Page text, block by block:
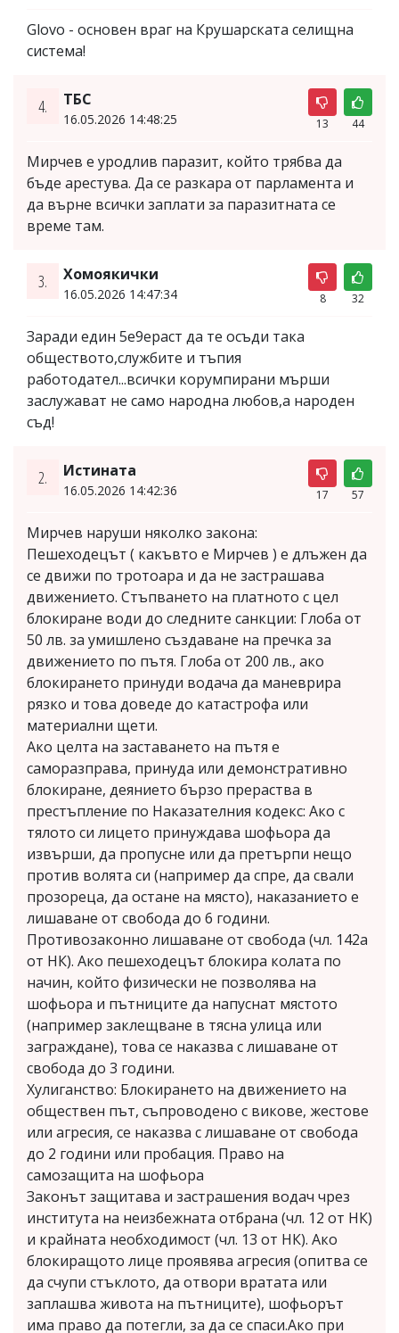
Glovo - основен враг на Крушарската селищна
система!
4. ТБС
16.05.2026 14:48:25 13 44
Мирчев е уродлив паразит, който трябва да
бъде арестува. Да се разкара от парламента и
да върне всички заплати за паразитната се
време там.
3. Хомоякички
16.05.2026 14:47:34 8 32
Заради един 5е9ераст да те осъди така
обществото,службите и тъпия
работодател...всички корумпирани мърши
заслужават не само народна любов,а народен
съд!
2. Истината
16.05.2026 14:42:36 17 57
Мирчев наруши няколко закона:
Пешеходецът ( какъвто е Мирчев ) е длъжен да
се движи по тротоара и да не застрашава
движението. Стъпването на платното с цел
блокиране води до следните санкции: Глоба от
50 лв. за умишлено създаване на пречка за
движението по пътя. Глоба от 200 лв., ако
блокирането принуди водача да маневрира
рязко и това доведе до катастрофа или
материални щети.
Ако целта на заставането на пътя е
саморазправа, принуда или демонстративно
блокиране, деянието бързо прераства в
престъпление по Наказателния кодекс: Ако с
тялото си лицето принуждава шофьора да
извърши, да пропусне или да претърпи нещо
против волята си (например да спре, да свали
прозореца, да остане на място), наказанието е
лишаване от свобода до 6 години.
Противозаконно лишаване от свобода (чл. 142а
от НК). Ако пешеходецът блокира колата по
начин, който физически не позволява на
шофьора и пътниците да напуснат мястото
(например заклещване в тясна улица или
заграждане), това се наказва с лишаване от
свобода до 3 години.
Хулиганство: Блокирането на движението на
обществен път, съпроводено с викове, жестове
или агресия, се наказва с лишаване от свобода
до 2 години или пробация. Право на
самозащита на шофьора
Законът защитава и застрашения водач чрез
института на неизбежната отбрана (чл. 12 от НК)
и крайната необходимост (чл. 13 от НК). Ако
блокиращото лице проявява агресия (опитва се
да счупи стъклото, да отвори вратата или
заплашва живота на пътниците), шофьорът
има право да потегли, за да се спаси.Ако при